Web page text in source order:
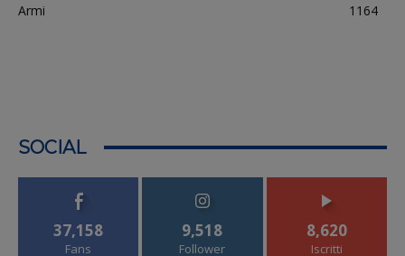
Armi
1164
SOCIAL
37,158
Fans
9,518
Follower
8,620
Iscritti